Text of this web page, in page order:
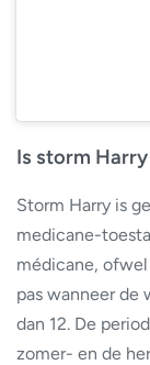
Is storm
Storm Harry is
medicane-
médicane,
pas wanneer de
dan 12. De
zomer- en de